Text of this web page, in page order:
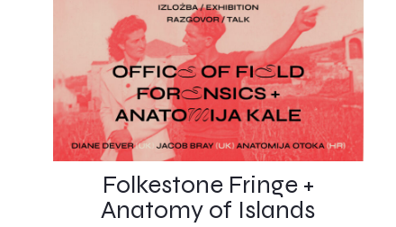
Folkestone Fringe +
Anatomy of Islands